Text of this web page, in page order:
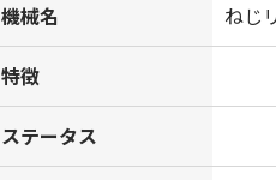
機械名 ねじ
特徴
ステータス